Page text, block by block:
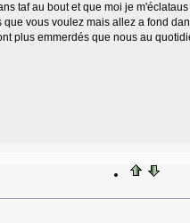
taf au bout et que moi je
vous voulez mais allez a fond
plus emmerdés que nous au